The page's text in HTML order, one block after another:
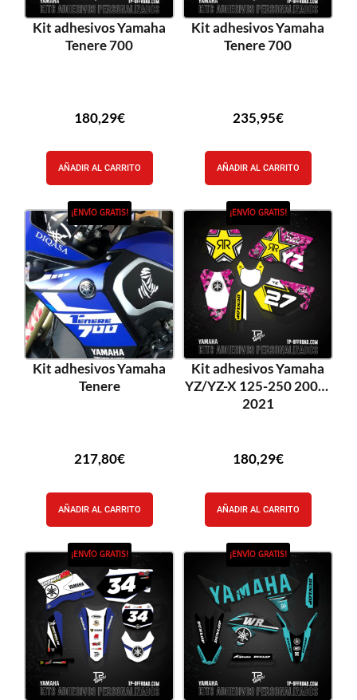
Kit adhesivos Yamaha
Tenere 700
180,29€
AÑADIR AL CARRITO
Kit adhesivos Yamaha
Tenere 700
235,95€
AÑADIR AL CARRITO
¡ENVÍO GRATIS!
Kit adhesivos Yamaha
Tenere
217,80€
AÑADIR AL CARRITO
¡ENVÍO GRATIS!
Kit adhesivos Yamaha
YZ/YZ-X 125-250 2002-
2021
180,29€
AÑADIR AL CARRITO
¡ENVÍO GRATIS! ¡ENVÍO GRATIS!